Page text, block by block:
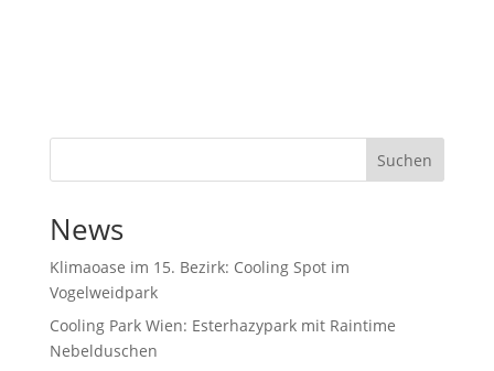
Suchen
News
Klimaoase im 15. Bezirk: Cooling Spot im
Vogelweidpark
Cooling Park Wien: Esterhazypark mit Raintime
Nebelduschen